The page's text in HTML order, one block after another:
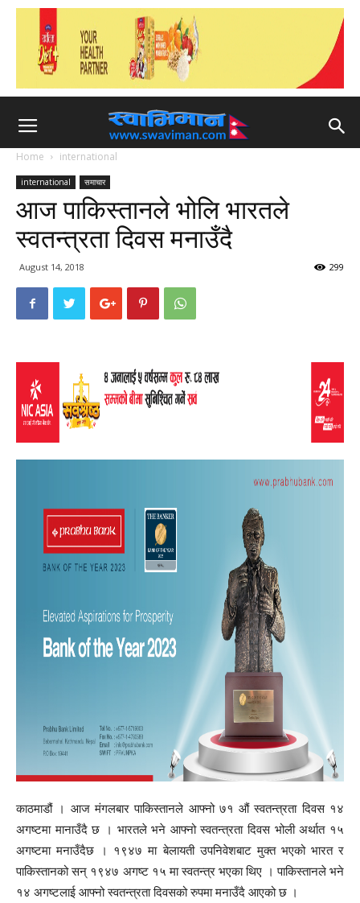
Home international
international समाचार
आज पाकिस्तानले भोलि भारतले
स्वतन्त्रता दिवस मनाउँदै
August 14, 2018 299
काठमाडौं । आज मंगलबार पाकिस्तानले आफ्नो ७१ औं स्वतन्त्रता दिवस १४
अगष्टमा मानाउँदै छ । भारतले भने आफ्नो स्वतन्त्रता दिवस भोली अर्थात १५
अगष्टमा मनाउँदैछ । १९४७ मा बेलायती उपनिवेशबाट मुक्त भएको भारत र
पाकिस्तानको सन् १९४७ अगष्ट १५ मा स्वतन्त्र भएका थिए । पाकिस्तानले भने
१४ अगष्टलाई आफ्नो स्वतन्त्रता दिवसको रुपमा मनाउँदै आएको छ ।